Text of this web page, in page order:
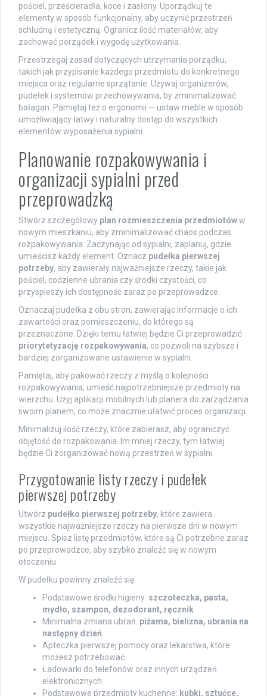
pościel, prześcieradła, koce i zasłony. Uporządkuj te
elementy w sposób funkcjonalny, aby uczynić przestrzeń
schludną i estetyczną. Ogranicz ilość materiałów, aby
zachować porządek i wygodę użytkowania.
Przestrzegaj zasad dotyczących utrzymania porządku,
takich jak przypisanie każdego przedmiotu do konkretnego
miejsca oraz regularne sprzątanie. Używaj organizerów,
pudełek i systemów przechowywania, by zminimalizować
bałagan. Pamiętaj też o ergonomii — ustaw meble w sposób
umożliwiający łatwy i naturalny dostęp do wszystkich
elementów wyposażenia sypialni.
Planowanie rozpakowywania i
organizacji sypialni przed
przeprowadzką
Stwórz szczegółowy plan rozmieszczenia przedmiotóww
nowym mieszkaniu, aby zminimalizować chaos podczas
rozpakowywania. Zaczynając od sypialni, zaplanuj, gdzie
umieścisz każdy element. Oznacz pudełka pierwszej
potrzeby, aby zawierały najważniejsze rzeczy, takie jak
pościel, codzienne ubrania czy środki czystości, co
przyspieszy ich dostępność zaraz po przeprowadzce.
Oznaczaj pudełka z obu stron, zawierając informacje o ich
zawartości oraz pomieszczeniu, do którego są
przeznaczone. Dzięki temu łatwiej będzie Ci przeprowadzić
priorytetyzację rozpakowywania, co pozwoli na szybsze i
bardziej zorganizowane ustawienie w sypialni.
Pamiętaj, aby pakować rzeczy z myślą o kolejności
rozpakowywania; umieść najpotrzebniejsze przedmioty na
wierzchu. Użyj aplikacji mobilnych lub planera do zarządzania
swoim planem, co może znacznie ułatwić proces organizacji.
Minimalizuj ilość rzeczy, które zabierasz, aby ograniczyć
objętość do rozpakowania. Im mniej rzeczy, tym łatwiej
będzie Ci zorganizować nową przestrzeń w sypialni.
Przygotowanie listy rzeczy i pudełek
pierwszej potrzeby
Utwórz pudełko pierwszej potrzeby, które zawiera
wszystkie najważniejsze rzeczy na pierwsze dni w nowym
miejscu. Spisz listę przedmiotów, które są Ci potrzebne zaraz
po przeprowadzce, aby szybko znaleźć się w nowym
otoczeniu.
W pudełku powinny znaleźć się:
Podstawowe środki higieny: szczoteczka, pasta,
mydło, szampon, dezodorant, ręcznik.
Minimalna zmiana ubrań: piżama, bielizna, ubrania na
następny dzień.
Apteczka pierwszej pomocy oraz lekarstwa, które
możesz potrzebować.
Ładowarki do telefonów oraz innych urządzeń
elektronicznych.
Podstawowe przedmioty kuchenne: kubki, sztućce,